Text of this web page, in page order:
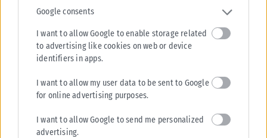
Google consents
I want to allow Google to enable storage related
to advertising like cookies on web or device
identifiers in apps.
I want to allow my user data to be sent to Google
for online advertising purposes.
I want to allow Google to send me personalized
advertising.
ΑΝΑΡΤΉΘΗΚΕ ΑΠΌ KARFITSANEWS